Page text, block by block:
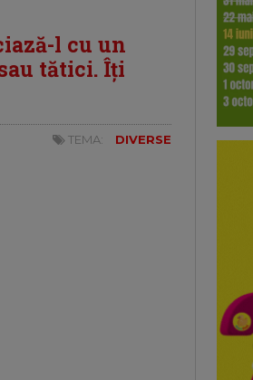
l cu un
tătici. Îți
TEMA: DIVERSE